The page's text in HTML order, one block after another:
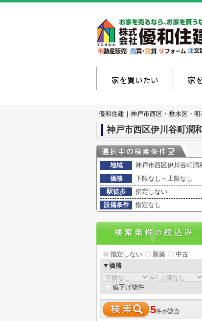
家を買いたい 家
優和住建｜神戸市西区・垂水区・
神戸市西区伊川谷町潤
地域
神戸市西区伊川谷町潤
価格
下限なし～上限なし
駅徒歩
指定しない
設備条件
指定なし
指定しない 新築
中古
▼価格
～
値下げ物件
5件が該当